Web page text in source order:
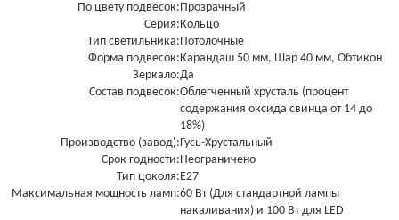
По цвету подвесок:Прозрачный
Серия:Кольцо
Тип светильника:Потолочные
Форма подвесок:Карандаш 50 мм, Шар 40 мм, Обтикон
Зеркало:Да
Состав подвесок:Облегченный хрусталь (процент
содержания оксида свинца от 14 до
18%)
Производство (завод):Гусь-Хрустальный
Срок годности:Неограничено
Тип цоколя:Е27
Максимальная мощность ламп:60 Вт (Для стандартной лампы
накаливания) и 100 Вт для LED